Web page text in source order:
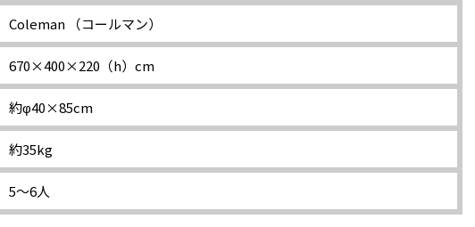
Coleman （コールマン）
670×400×220（h）cm
約φ40×85cm
約35kg
5～6人